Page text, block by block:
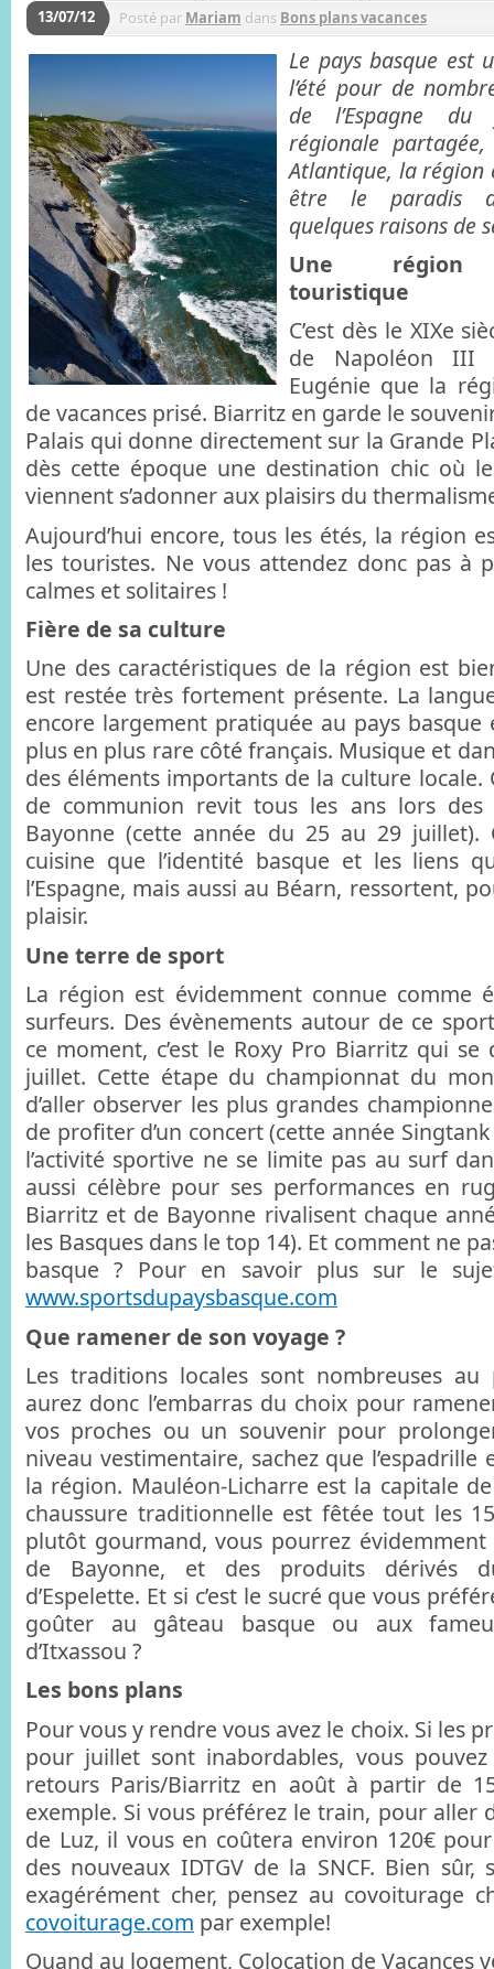
13/07/12 Posté par Mariam dans Bons plans vacances
Le pays basque est
l’été pour de
de l’Espagne
régionale
Atlantique, la région
être le paradis
quelques raisons de
Une région
touristique
C’est dès le XIXe
de Napoléon
Eugénie que la
de vacances prisé. Biarritz en garde le
Palais qui donne directement sur la Grande
dès cette époque une destination chic où
viennent s’adonner aux plaisirs du
Aujourd’hui encore, tous les étés, la région
les touristes. Ne vous attendez donc pas à
calmes et solitaires !
Fière de sa culture
Une des caractéristiques de la région est
est restée très fortement présente. La
encore largement pratiquée au pays basque
plus en plus rare côté français. Musique et
des éléments importants de la culture locale.
de communion revit tous les ans lors des
Bayonne (cette année du 25 au 29 juillet).
cuisine que l’identité basque et les liens
l’Espagne, mais aussi au Béarn, ressortent,
plaisir.
Une terre de sport
La région est évidemment connue comme
surfeurs. Des évènements autour de ce
ce moment, c’est le Roxy Pro Biarritz qui se
juillet. Cette étape du championnat du
d’aller observer les plus grandes
de profiter d’un concert (cette année
l’activité sportive ne se limite pas au surf
aussi célèbre pour ses performances en
Biarritz et de Bayonne rivalisent chaque
les Basques dans le top 14). Et comment ne
basque ? Pour en savoir plus sur le
www.sportsdupaysbasque.com
Que ramener de son voyage ?
Les traditions locales sont nombreuses au
aurez donc l’embarras du choix pour
vos proches ou un souvenir pour
niveau vestimentaire, sachez que l’espadrille
la région. Mauléon-Licharre est la capitale
chaussure traditionnelle est fêtée tout les
plutôt gourmand, vous pourrez
de Bayonne, et des produits dérivés
d’Espelette. Et si c’est le sucré que vous
goûter au gâteau basque ou aux
d’Itxassou ?
Les bons plans
Pour vous y rendre vous avez le choix. Si les
pour juillet sont inabordables, vous
retours Paris/Biarritz en août à partir de
exemple. Si vous préférez le train, pour aller
de Luz, il vous en coûtera environ 120€
des nouveaux IDTGV de la SNCF. Bien sûr,
exagérément cher, pensez au covoiturage
covoiturage.com par exemple!
Quand au logement, Colocation de Vacances